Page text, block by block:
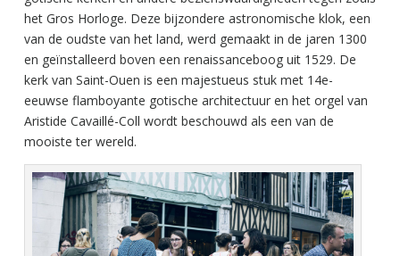
het Gros Horloge. Deze bijzondere astronomische klok, een
van de oudste van het land, werd gemaakt in de jaren 1300
en geïnstalleerd boven een renaissanceboog uit 1529. De
kerk van Saint-Ouen is een majestueus stuk met 14e-
eeuwse flamboyante gotische architectuur en het orgel van
Aristide Cavaillé-Coll wordt beschouwd als een van de
mooiste ter wereld.